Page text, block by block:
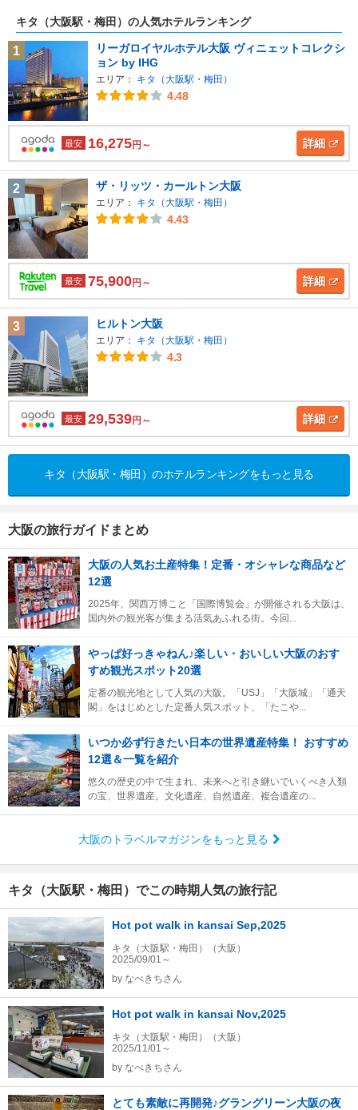
キタ（大阪駅・梅田）の人気ホテルランキング
1
リーガロイヤルホテル大阪 ヴィニェットコレクシ
ョン by IHG
エリア： キタ（大阪駅・梅田）
4.48
最安 16,275円～ 詳細
2 ザ・リッツ・カールトン大阪
エリア： キタ（大阪駅・梅田）
4.43
最安 75,900円～ 詳細
3 ヒルトン大阪
エリア： キタ（大阪駅・梅田）
4.3
最安 29,539円～ 詳細
キタ（大阪駅・梅田）のホテルランキングをもっと見る
大阪の旅行ガイドまとめ
大阪の人気お土産特集！定番・オシャレな商品など
12選
2025年、関西万博こと「国際博覧会」が開催される大阪は、
国内外の観光客が集まる活気あふれる街。今回...
やっぱ好っきゃねん♪楽しい・おいしい大阪のおす
すめ観光スポット20選
定番の観光地として人気の大阪。「USJ」「大阪城」「通天
閣」をはじめとした定番人気スポット、「たこや...
いつか必ず行きたい日本の世界遺産特集！ おすすめ
12選＆一覧を紹介
悠久の歴史の中で生まれ、未来へと引き継いでいくべき人類
の宝、世界遺産。文化遺産、自然遺産、複合遺産の...
大阪のトラベルマガジンをもっと見る
キタ（大阪駅・梅田）でこの時期人気の旅行記
Hot pot walk in kansai Sep,2025
キタ（大阪駅・梅田）（大阪）
2025/09/01～
by なべきちさん
Hot pot walk in kansai Nov,2025
キタ（大阪駅・梅田）（大阪）
2025/11/01～
by なべきちさん
とても素敵に再開発♪グラングリーン大阪の夜